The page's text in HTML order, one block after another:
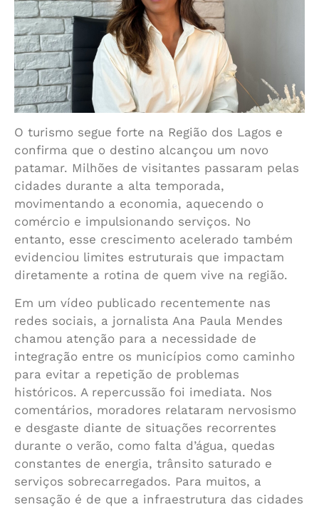
O turismo segue forte na Região dos Lagos e
confirma que o destino alcançou um novo
patamar. Milhões de visitantes passaram pelas
cidades durante a alta temporada,
movimentando a economia, aquecendo o
comércio e impulsionando serviços. No
entanto, esse crescimento acelerado também
evidenciou limites estruturais que impactam
diretamente a rotina de quem vive na região.
Em um vídeo publicado recentemente nas
redes sociais, a jornalista Ana Paula Mendes
chamou atenção para a necessidade de
integração entre os municípios como caminho
para evitar a repetição de problemas
históricos. A repercussão foi imediata. Nos
comentários, moradores relataram nervosismo
e desgaste diante de situações recorrentes
durante o verão, como falta d’água, quedas
constantes de energia, trânsito saturado e
serviços sobrecarregados. Para muitos, a
sensação é de que a infraestrutura das cidades